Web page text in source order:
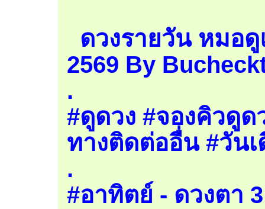
ดวงรายวัน หมอ
2569 By
.
#ดูดวง #จองคิวดูด
ทางติดต่ออื่น #วัน
.
#อาทิตย์ - ดวงตา 3